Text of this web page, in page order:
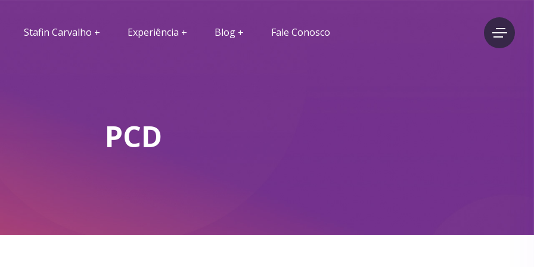
Stafin Carvalho Experiência Blog Fale Conosco
PCD